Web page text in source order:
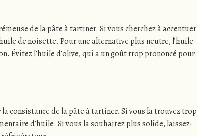
de la pâte à tartiner. Si vous cherchez à accentuer
de noisette. Pour une alternative plus neutre, l’huile
Évitez l’huile d’olive, qui a un goût trop prononcé pour
consistance de la pâte à tartiner. Si vous la trouvez trop
d’huile. Si vous la souhaitez plus solide, laissez-